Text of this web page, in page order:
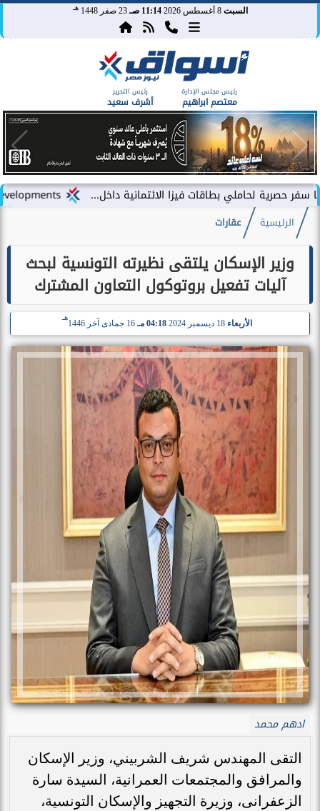
السبت 8 أغسطس 2026 11:14 صـ 23 صفر 1448 هـ
رئيس مجلس الإدارة
معتصم ابراهيم
رئيس التحرير
أشرف سعيد
LARZ Developments تطلق رؤيتها الجديدة لتقديم مفهوم متكامل للتطوير العقاري في مصر بطاقات فيزا الائتمانية داخل...
الرئيسية عقارات
وزير الإسكان يلتقى نظيرته التونسية لبحث
آليات تفعيل بروتوكول التعاون المشترك
الأربعاء 04:18 مـ 16 جمادى آخر 1446
هـ
ادهم محمد
التقى المهندس شريف الشربيني، وزير الإسكان
والمرافق والمجتمعات العمرانية، السيدة سارة
الزعفرانى، وزيرة التجهيز والإسكان التونسية،